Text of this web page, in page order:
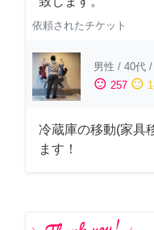
依頼されたチケット
男性 / 40代 /
sentiment_satisfied 257 sentiment_neutral
冷蔵庫の移動(家具
ます！